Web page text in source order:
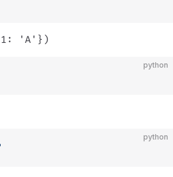
'A'})
python
python